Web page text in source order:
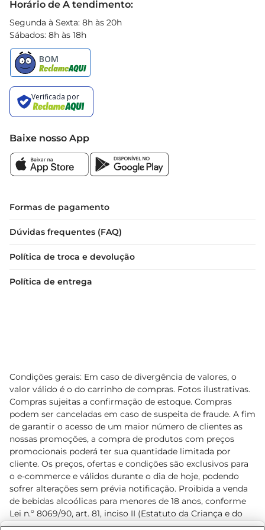
Horário de A tendimento:
Segunda à Sexta: 8h às 20h
Sábados: 8h às 18h
Baixe nosso App
Formas de pagamento
Dúvidas frequentes (FAQ)
Política de troca e devolução
Política de entrega
Condições gerais: Em caso de divergência de valores, o
valor válido é o do carrinho de compras. Fotos ilustrativas.
Compras sujeitas a confirmação de estoque. Compras
podem ser canceladas em caso de suspeita de fraude. A fim
de garantir o acesso de um maior número de clientes as
nossas promoções, a compra de produtos com preços
promocionais poderá ter sua quantidade limitada por
cliente. Os preços, ofertas e condições são exclusivos para
o e-commerce e válidos durante o dia de hoje, podendo
sofrer alterações sem prévia notificação. Proibida a venda
de bebidas alcoólicas para menores de 18 anos, conforme
Lei n.º 8069/90, art. 81, inciso II (Estatuto da Criança e do
Adolescente). Preços e condições exclusivos para o